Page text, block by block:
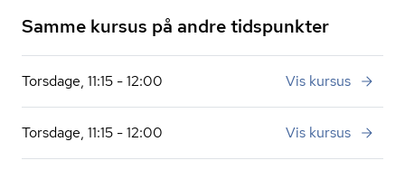
Samme kursus på andre tidspunkter
Torsdage, 11:15 - 12:00 Vis kursus
Torsdage, 11:15 - 12:00 Vis kursus